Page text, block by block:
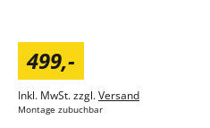
499,-
Inkl. MwSt. zzgl.Versand
Montage zubuchbar